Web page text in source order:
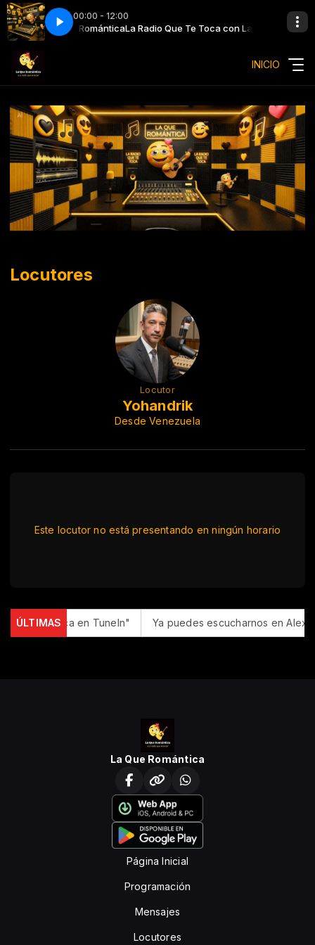
00:00 - 12:00
con La Que RománticaLa Radio Que Te Toca con La Que
Ella y Tú (Remasterizado)José José - Entre Ella y Tú (Remasterizado)
INICIO
Locutores
Locutor
Yohandrik
Desde Venezuela
Este locutor no está presentando en ningún horario
ÚLTIMAS
Romantica en TuneIn" Ya puedes escucharnos en Alexa
La Que Romántica
Página Inicial
Programación
Mensajes
Locutores